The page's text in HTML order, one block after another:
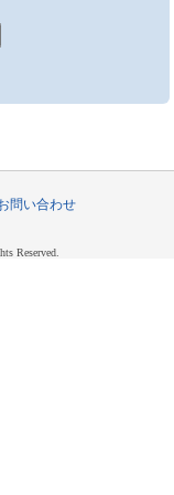
問い合わせ
Reserved.